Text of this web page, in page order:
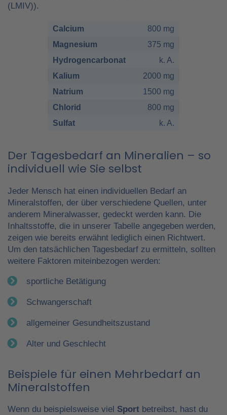
(LMIV)).
Calcium
800 mg
Magnesium
375 mg
Hydrogencarbonat
k. A.
Kalium
2000 mg
Natrium
1500 mg
Chlorid
800 mg
Sulfat
k. A.
Der Tagesbedarf an Mineralien – so
individuell wie Sie selbst
Jeder Mensch hat einen individuellen Bedarf an
Mineralstoffen, der über verschiedene Quellen, unter
anderem Mineralwasser, gedeckt werden kann. Die
Inhaltsstoffe, die in unserer Tabelle angegeben werden,
zeigen wie bereits erwähnt lediglich einen Richtwert.
Um den tatsächlichen Tagesbedarf zu ermitteln, sollten
weitere Faktoren miteinbezogen werden:
sportliche Betätigung
Schwangerschaft
allgemeiner Gesundheitszustand
Alter und Geschlecht
Beispiele für einen Mehrbedarf an
Mineralstoffen
Wenn du beispielsweise viel Sport betreibst, hast du